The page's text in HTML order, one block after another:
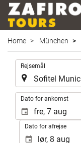
Home München
Rejsemål
Dato for ankomst
Dato for afrejse